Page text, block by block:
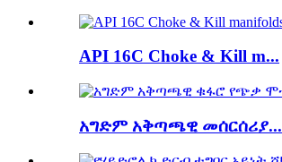
API 16C Choke & Kill m...
አግድም አቅጣጫዊ መሰርሰሪያ...